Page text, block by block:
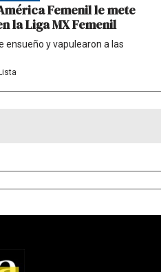
Femenil le mete
la Liga MX Femenil
ensueño y vapulearon a las